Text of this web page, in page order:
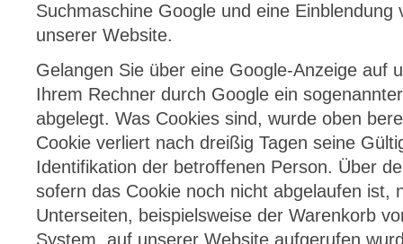
Suchmaschine Google und eine Einblendung
unserer Website.
Gelangen Sie über eine Google-Anzeige auf
Ihrem Rechner durch Google ein
abgelegt. Was Cookies sind, wurde oben
Cookie verliert nach dreißig Tagen seine
Identifikation der betroffenen Person. Über
sofern das Cookie noch nicht abgelaufen ist,
Unterseiten, beispielsweise der Warenkorb
System, auf unserer Website aufgerufen